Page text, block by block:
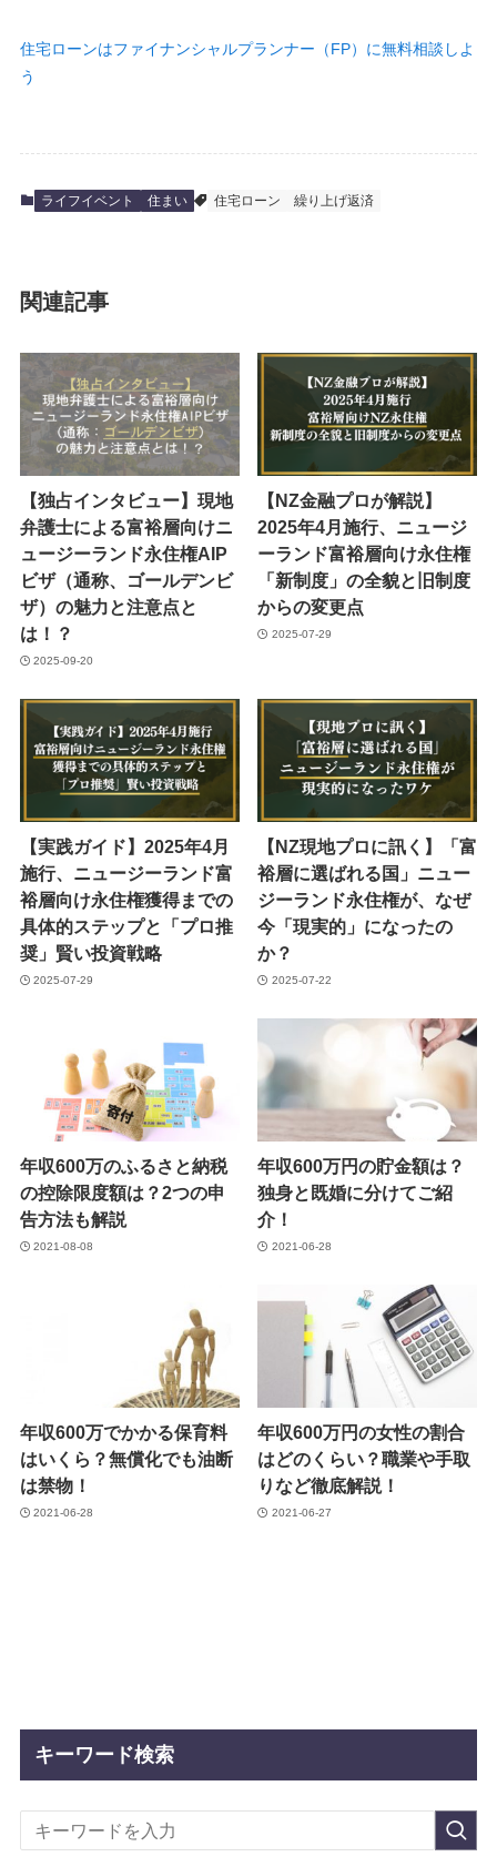
住宅ローンはファイナンシャルプランナー（FP）に無料相談しよ
う
ライフイベント 住まい 住宅ローン 繰り上げ返済
関連記事
【独占インタビュー】現地
弁護士による富裕層向けニ
ュージーランド永住権AIP
ビザ（通称、ゴールデンビ
ザ）の魅力と注意点と
は！？
2025-09-20
【NZ金融プロが解説】
2025年4月施行、ニュージ
ーランド富裕層向け永住権
「新制度」の全貌と旧制度
からの変更点
2025-07-29
【実践ガイド】2025年4月
施行、ニュージーランド富
裕層向け永住権獲得までの
具体的ステップと「プロ推
奨」賢い投資戦略
2025-07-29
【NZ現地プロに訊く】「富
裕層に選ばれる国」ニュー
ジーランド永住権が、なぜ
今「現実的」になったの
か？
2025-07-22
年収600万のふるさと納税
の控除限度額は？2つの申
告方法も解説
2021-08-08
年収600万円の貯金額は？
独身と既婚に分けてご紹
介！
2021-06-28
年収600万でかかる保育料
はいくら？無償化でも油断
は禁物！
2021-06-28
年収600万円の女性の割合
はどのくらい？職業や手取
りなど徹底解説！
2021-06-27
キーワード検索